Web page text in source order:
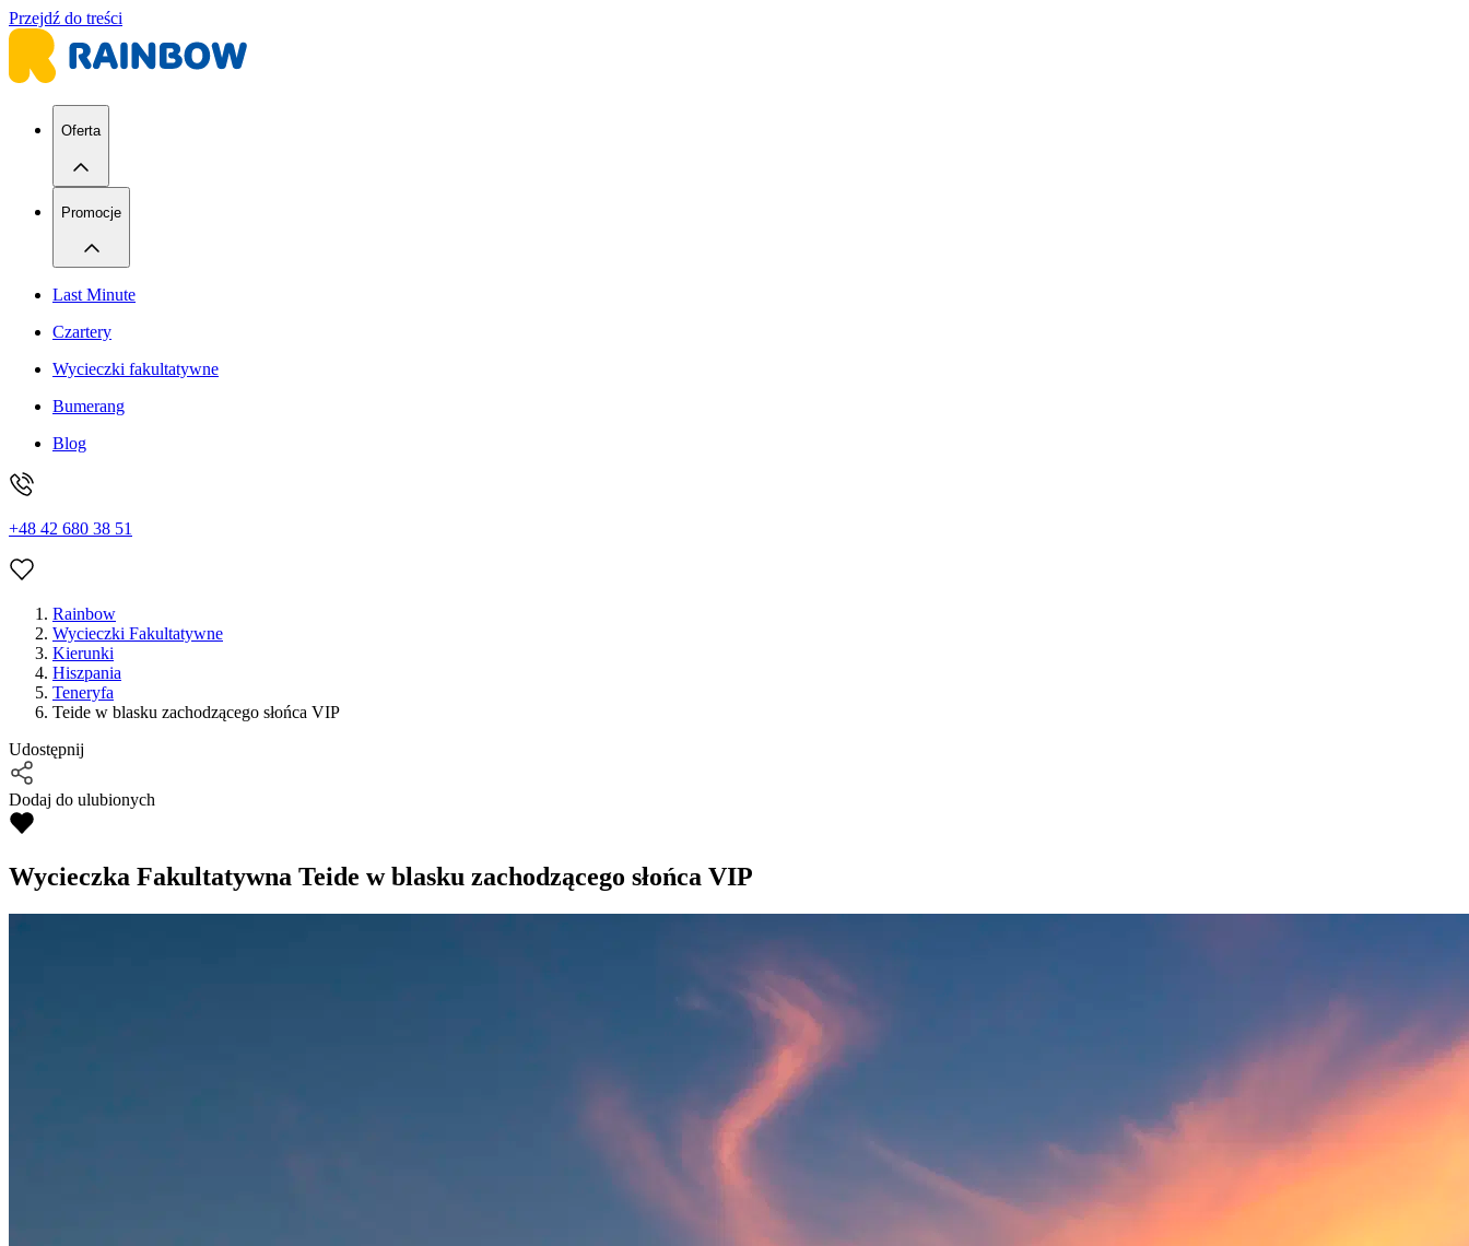
Przejdź do treści
Oferta
Promocje
Last Minute
Czartery
Wycieczki fakultatywne
Bumerang
Blog
+48 42 680 38 51
Rainbow
Wycieczki Fakultatywne
Kierunki
Hiszpania
Teneryfa
Teide w blasku zachodzącego słońca VIP
Udostępnij
Dodaj do ulubionych
Wycieczka Fakultatywna Teide w blasku zachodzącego słońca VIP